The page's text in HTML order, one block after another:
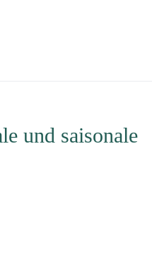
und saisonale